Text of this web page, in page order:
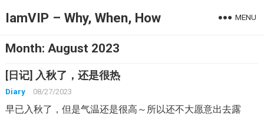
IamVIP – Why, When, How MENU
Month: August 2023
[日记] 入秋了，还是很热
Diary 08/27/2023
早已入秋了，但是气温还是很高～所以还不大愿意出去露